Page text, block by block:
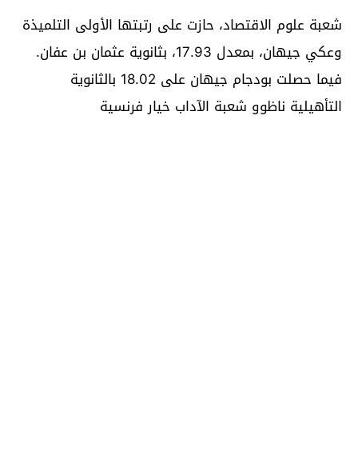
شعبة علوم الاقتصاد، حازت على رتبتها الأولى التلميذة
وعكي جيهان، بمعدل 17.93، بثانوية عثمان بن عفان.
فيما حصلت بودجام جيهان على 18.02 بالثانوية
التأهيلية ناظوو شعبة الآداب خيار فرنسية